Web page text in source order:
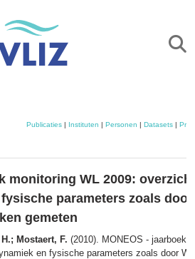
Publicaties| Instituten | Personen | Datasets|
monitoring WL 2009:
parameters zoals
gemeten
Mostaert, F. (2010). MONEOS - jaarboek
en fysische parameters zoals door